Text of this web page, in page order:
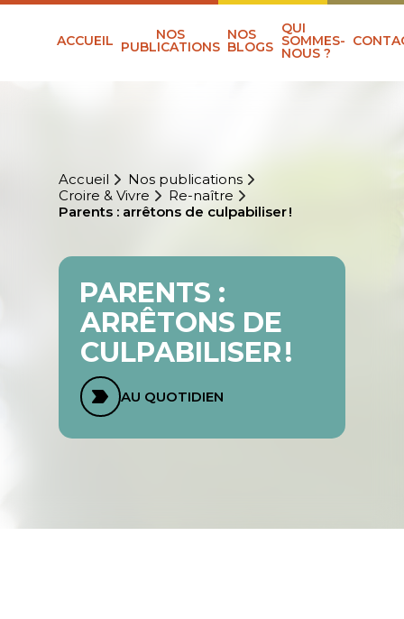
ACCUEIL NOS
PUBLICATIONS
NOS
BLOGS
QUI
SOMMES-
NOUS ?
Accueil
Nos publications
Croire & Vivre
Re-naître
Parents : arrêtons de culpabiliser !
PARENTS :
ARRÊTONS DE
CULPABILISER !
AU QUOTIDIEN